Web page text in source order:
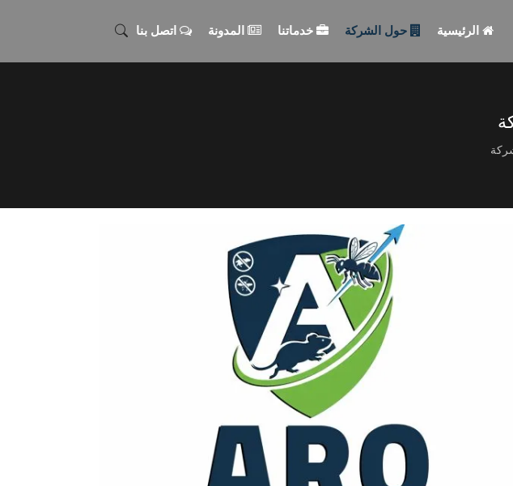
الرئيسية حول الشركة خدماتنا المدونة اتصل بنا